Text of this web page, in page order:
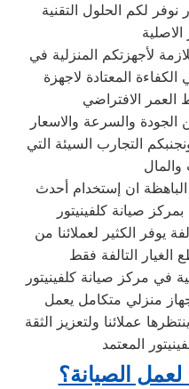
لكم الحلول التقنية
لأجهزتكم المنزلية في
المعتادة لاجهزة
العمر الافتراضي
والسرعة والاسعار
التجارب السيئة التي
الباهظة ان إستخدام أحدث
صيانة كلفينيتور
يوفر الكثير لعملائنا من
الغيار التالفة فقط
عملائنا ولتعزيز الثقة
المعتمد
لعمل الصيانة؟